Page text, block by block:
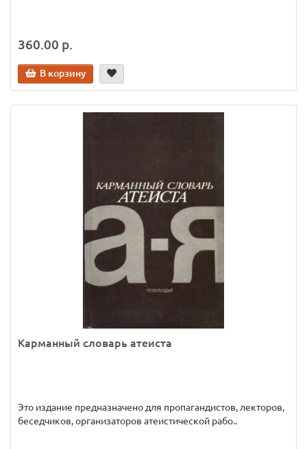
360.00 р.
В корзину
Карманный словарь атеиста
Это издание предназначено для пропагандистов, лекторов,
беседчиков, организаторов атеистической рабо..